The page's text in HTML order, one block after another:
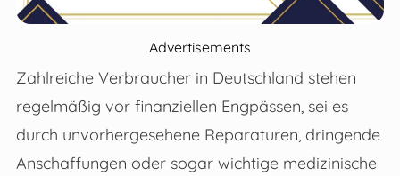
Advertisements
Zahlreiche Verbraucher in Deutschland stehen
regelmäßig vor finanziellen Engpässen, sei es
durch unvorhergesehene Reparaturen, dringende
Anschaffungen oder sogar wichtige medizinische